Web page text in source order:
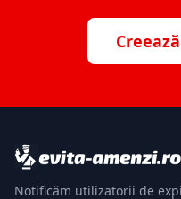
Notificăm utilizatorii de